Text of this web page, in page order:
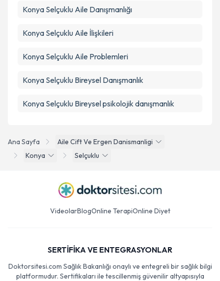
Ana Sayfa
Aile Cift Ve Ergen Danismanligi
Konya
Selçuklu
Konya Selçuklu Aile Danışmanlığı
Konya Selçuklu Aile İlişkileri
Konya Selçuklu Aile Problemleri
Konya Selçuklu Bireysel Danışmanlık
Konya Selçuklu Bireysel psikolojik danışmanlık
VideolarBlogOnline TerapiOnline Diyet
SERTİFİKA VE ENTEGRASYONLAR
Doktorsitesi.com Sağlık Bakanlığı onaylı ve entegreli bir sağlık bilgi
platformudur. Sertifikaları ile tescillenmiş güvenilir altyapısıyla